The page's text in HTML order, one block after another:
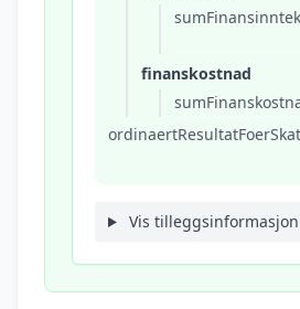
finanskostnad
Vis